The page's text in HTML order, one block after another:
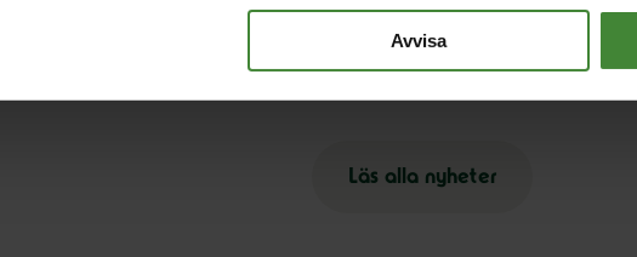
Avvisa
Miljöpartiet: ”Inga fossilbilar efter 2030”
Läs alla nyheter